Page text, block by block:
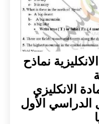
نماذح
الانكليزي
الأول